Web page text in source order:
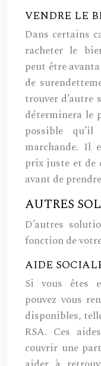
VENDRE LE
Dans certains
racheter le
peut être
de
trouver d’autre
déterminera le
possible
marchande. Il
prix juste et de
avant de
AUTRES
D’autres
fonction de
AIDE
Si vous êtes
pouvez vous
disponibles,
RSA. Ces
couvrir une